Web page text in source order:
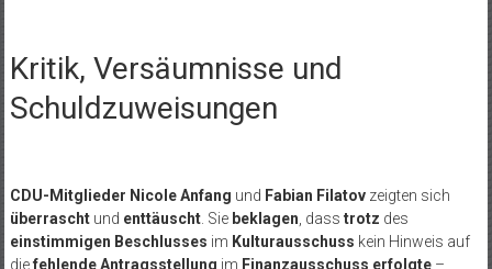
Kritik, Versäumnisse und
Schuldzuweisungen
CDU-Mitglieder Nicole Anfang und Fabian Filatovzeigten sich
überraschtund enttäuscht. Sie beklagen , dass trotz des
einstimmigen Beschlusses im Kulturausschuss kein Hinweis auf
diefehlende Antragsstellung im Finanzausschuss erfolgte–